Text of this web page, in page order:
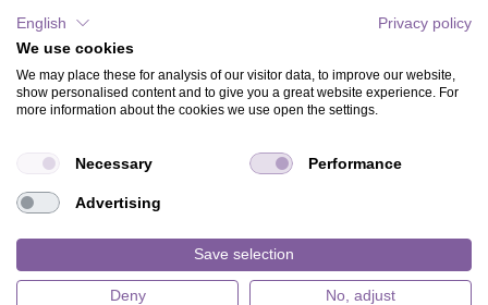
KONTAKT
AGB
CHARITY
MAGAZIN
HILFE
English
Privacy policy
We use cookies
We may place these for analysis of our visitor data, to improve our website,
show personalised content and to give you a great website experience. For
more information about the cookies we use open the settings.
Necessary Performance
Advertising
Save selection
Deny No, adjust